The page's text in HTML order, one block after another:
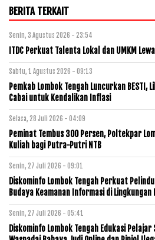
BERITA TERKAIT
Senin, 3 Agustus 2026 - 23:54
ITDC Perkuat Talenta Lokal dan UMKM
Sabtu, 1 Agustus 2026 - 09:13
Pemkab Lombok Tengah Luncurkan BESTI,
Cabai untuk Kendalikan Inflasi
Selasa, 28 Juli 2026 - 04:09
Peminat Tembus 300 Persen, Poltekpar
Kuliah bagi Putra-Putri NTB
Senin, 27 Juli 2026 - 09:01
Diskominfo Lombok Tengah Perkuat
Budaya Keamanan Informasi di
Senin, 27 Juli 2026 - 05:41
Diskominfo Lombok Tengah Edukasi Pelajar